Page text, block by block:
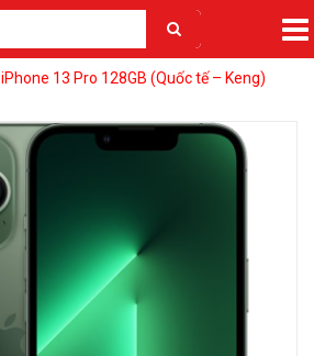
iPhone 13 Pro 128GB (Quốc tế – Keng)